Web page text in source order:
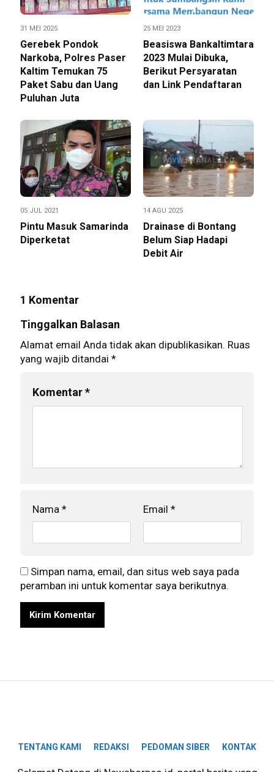
31 MEI 2025
Gerebek Pondok
Narkoba, Polres Paser
Kaltim Temukan 75
Paket Sabu dan Uang
Puluhan Juta
25 MEI 2023
Beasiswa Bankaltimtara
2023 Mulai Dibuka,
Berikut Persyaratan
dan Link Pendaftaran
05 JUL 2021
Pintu Masuk Samarinda
Diperketat
14 AGU 2025
Drainase di Bontang
Belum Siap Hadapi
Debit Air
1 Komentar
Tinggalkan Balasan
Alamat email Anda tidak akan dipublikasikan. Ruas
yang wajib ditandai *
Komentar*
Nama * Email *
Simpan nama, email, dan situs web saya pada
peramban ini untuk komentar saya berikutnya.
TENTANG KAMI REDAKSI PEDOMAN SIBER KONTAK